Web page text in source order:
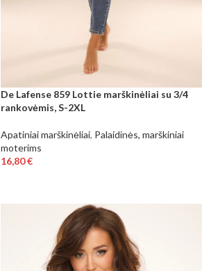
De Lafense 859 Lottie marškinėliai su 3/4
rankovėmis, S-2XL
Apatiniai marškinėliai, Palaidinės, marškiniai
moterims
16,80€